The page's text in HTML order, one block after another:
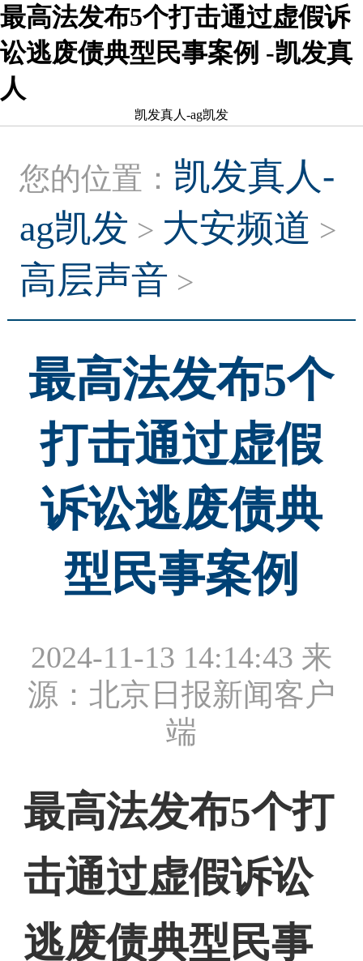
最高法发布5个打击通过虚假诉
讼逃废债典型民事案例 -凯发真
人
凯发真人-ag凯发
您的位置： 凯发真人-
ag凯发 > 大安频道 >
高层声音 >
最高法发布5个
打击通过虚假
诉讼逃废债典
型民事案例
2024-11-13 14:14:43 来
源：北京日报新闻客户
端
最高法发布5个打
击通过虚假诉讼
逃废债典型民事